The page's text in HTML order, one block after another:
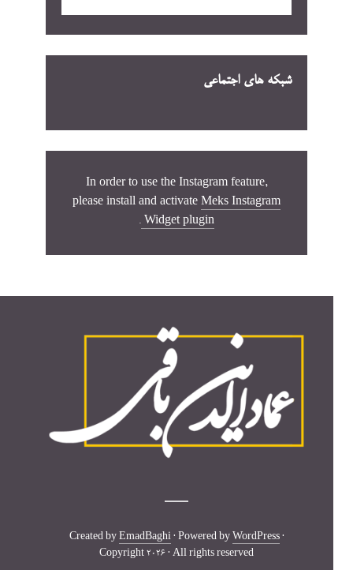
شبکه های اجتماعی
In order to use the Instagram feature,
please install and activate Meks Instagram
Widget plugin
.
Created by EmadBaghi· Powered by WordPress·
Copyright 2026 · All rights reserved